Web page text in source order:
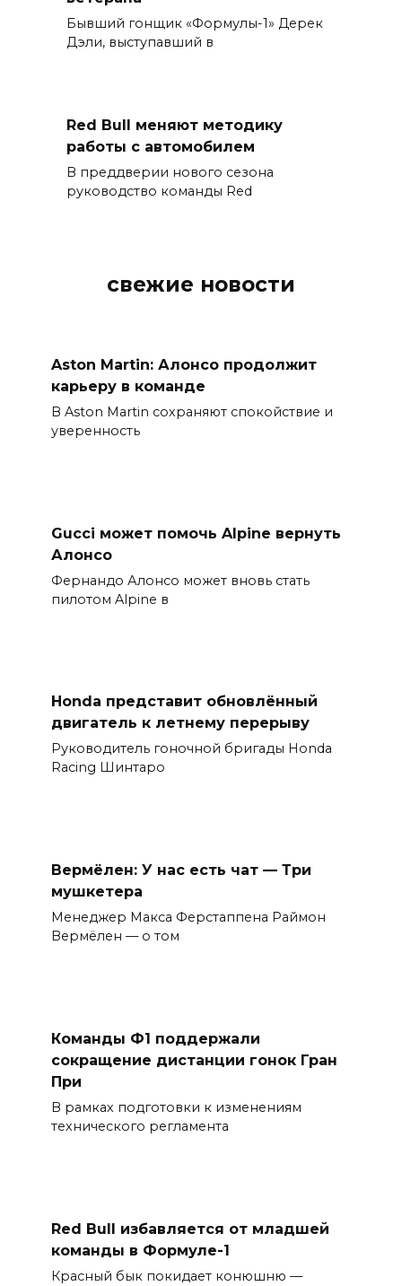
Бывший гонщик «Формулы-1» Дерек
Дэли, выступавший в
Red Bull меняют методику
работы с автомобилем
В преддверии нового сезона
руководство команды Red
свежие новости
Aston Martin: Алонсо продолжит
карьеру в команде
В Aston Martin сохраняют спокойствие и
уверенность
Gucci может помочь Alpine вернуть
Алонсо
Фернандо Алонсо может вновь стать
пилотом Alpine в
Honda представит обновлённый
двигатель к летнему перерыву
Руководитель гоночной бригады Honda
Racing Шинтаро
Вермёлен: У нас есть чат — Три
мушкетера
Менеджер Макса Ферстаппена Раймон
Вермёлен — о том
Команды Ф1 поддержали
сокращение дистанции гонок Гран
При
В рамках подготовки к изменениям
технического регламента
Red Bull избавляется от младшей
команды в Формуле-1
Красный бык покидает конюшню —